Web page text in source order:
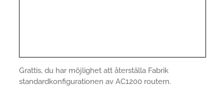
Grattis, du har möjlighet att återställa Fabrik
standardkonfigurationen av AC1200 routern.